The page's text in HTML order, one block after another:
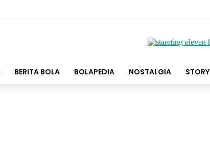
BERITA BOLA BOLAPEDIA NOSTALGIA STORY